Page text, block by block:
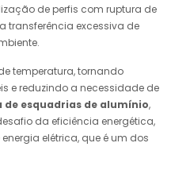
de perfis com ruptura de
transferência excessiva de
temperatura, tornando
e reduzindo a necessidade de
de esquadrias de alumínio,
da eficiência energética,
elétrica, que é um dos